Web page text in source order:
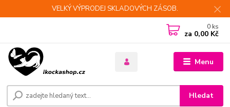
VELKÝ VÝPRODEJ SKLADOVÝCH ZÁSOB.
Menu
Hledat
0 ks
za 0,00 Kč